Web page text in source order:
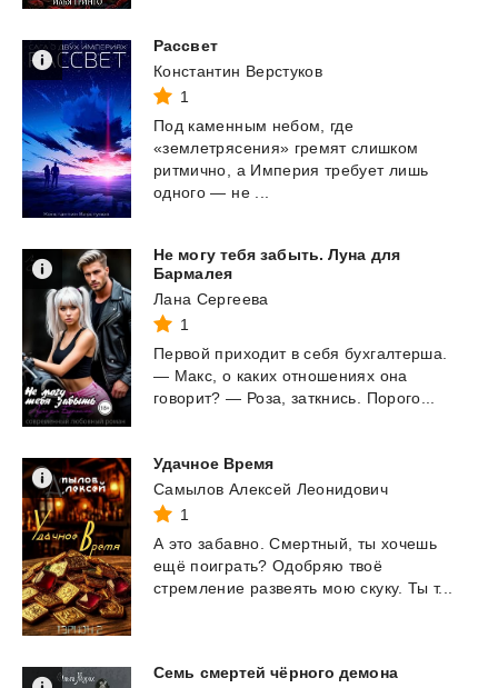
Рассвет
Константин Верстуков
1
Под каменным небом, где
«землетрясения» гремят слишком
ритмично, а Империя требует лишь
одного — не ...
Не могу тебя забыть. Луна для
Бармалея
Лана Сергеева
1
Первой приходит в себя бухгалтерша.
— Макс, о каких отношениях она
говорит? — Роза, заткнись. Порого...
Удачное Время
Самылов Алексей Леонидович
1
А это забавно. Смертный, ты хочешь
ещё поиграть? Одобряю твоё
стремление развеять мою скуку. Ты т...
Семь смертей чёрного демона